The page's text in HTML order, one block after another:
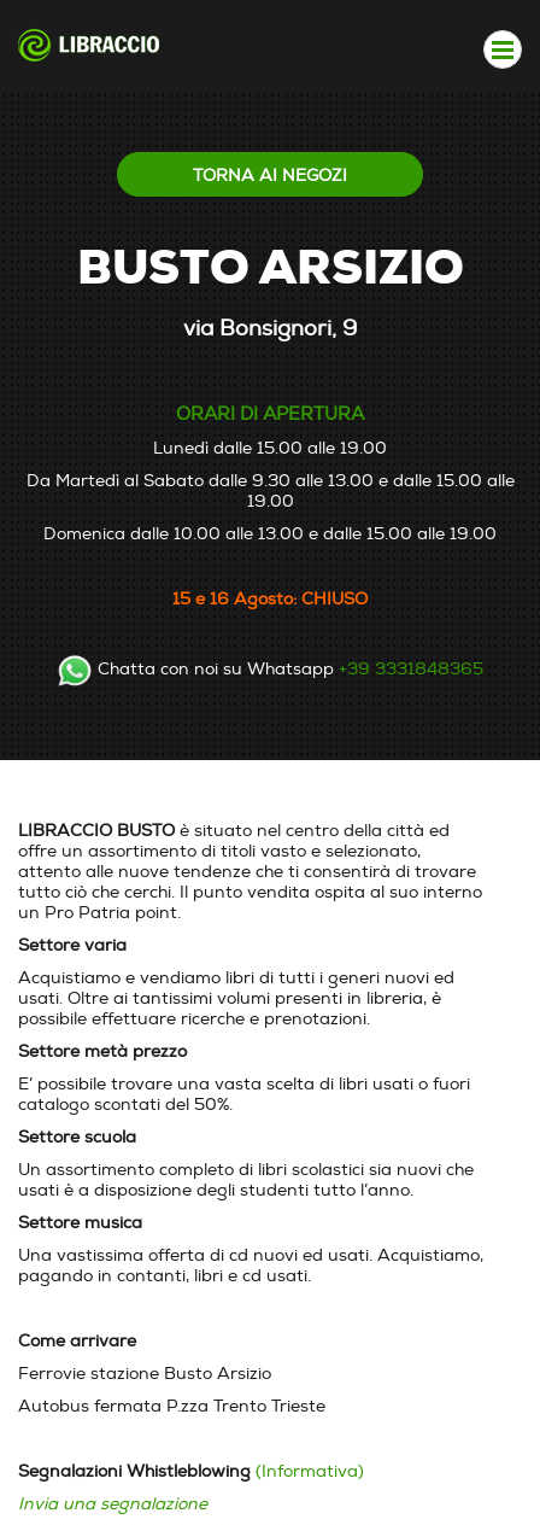
TORNA AI NEGOZI
BUSTO ARSIZIO
via Bonsignori, 9
ORARI DI APERTURA
Lunedì dalle 15.00 alle 19.00
Da Martedì al Sabato dalle 9.30 alle 13.00 e dalle 15.00 alle
19.00
Domenica dalle 10.00 alle 13.00 e dalle 15.00 alle 19.00
15 e 16 Agosto: CHIUSO
Chatta con noi su Whatsapp +39 3331848365
LIBRACCIO BUSTOè situato nel centro della città ed
offre un assortimento di titoli vasto e selezionato,
attento alle nuove tendenze che ti consentirà di trovare
tutto ciò che cerchi. Il punto vendita ospita al suo interno
un Pro Patria point.
Settore varia
Acquistiamo e vendiamo libri di tutti i generi nuovi ed
usati. Oltre ai tantissimi volumi presenti in libreria, è
possibile effettuare ricerche e prenotazioni.
Settore metà prezzo
E’ possibile trovare una vasta scelta di libri usati o fuori
catalogo scontati del 50%.
Settore scuola
Un assortimento completo di libri scolastici sia nuovi che
usati è a disposizione degli studenti tutto l’anno.
Settore musica
Una vastissima offerta di cd nuovi ed usati. Acquistiamo,
pagando in contanti, libri e cd usati.
Come arrivare
Ferrovie stazione Busto Arsizio
Autobus fermata P.zza Trento Trieste
Segnalazioni Whistleblowing (Informativa)
Invia una segnalazione